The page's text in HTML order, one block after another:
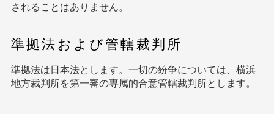
されることはありません。
準拠法および管轄裁判所
準拠法は日本法とします。一切の紛争については、横浜
地方裁判所を第一審の専属的合意管轄裁判所とします。